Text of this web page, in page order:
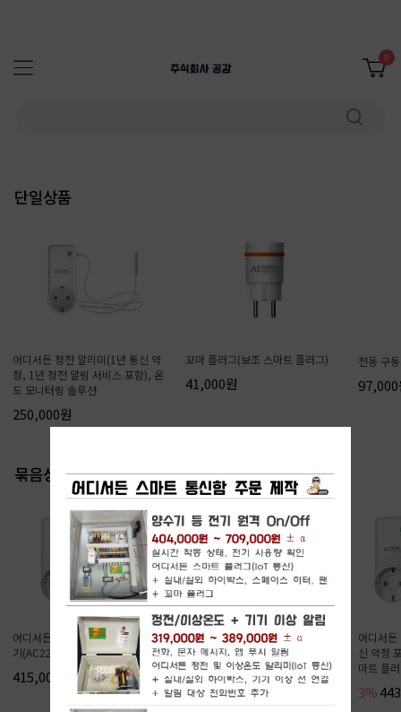
0
단일상품
어디서든 정전 알리미(1년 통신 약
정, 1년 정전 알림 서비스 포함), 온
도 모니터링 솔루션
250,000원
꼬마 플러그(보조 스마트 플러그)
41,000원
전동 구
묶음상품
어디서든 스마트 플러그 + 전동구동
기(AC220-20C)
415,000원
어디서든 스마트 플러그 16A(1년 통
신 약정 포함) + 꼬마 플러그(보조 스
마트 플러그) 3개
2% 365,000원
어디서
신 약정
마트 플
3%